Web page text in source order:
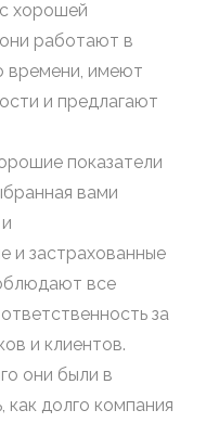
хорошей
работают в
времени, имеют
и предлагают
показатели
вами
и застрахованные
все
за
и клиентов.
они были в
как долго компания